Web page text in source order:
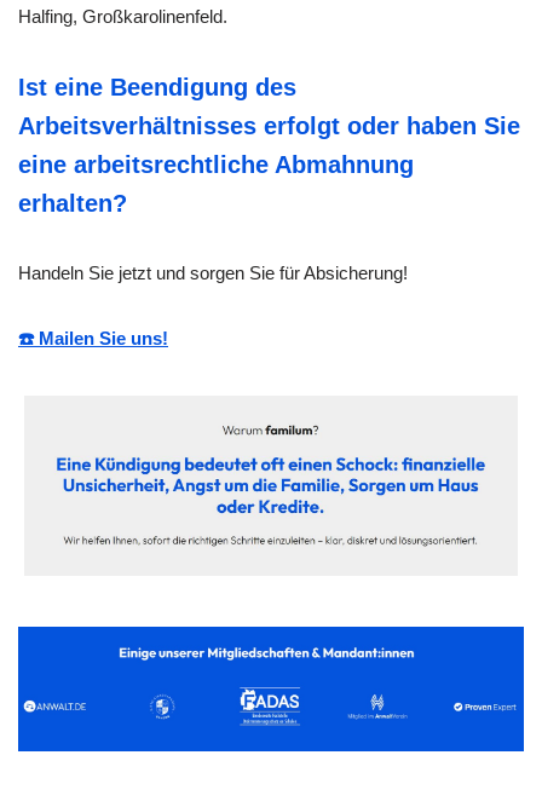
Halfing, Großkarolinenfeld.
Ist eine Beendigung des
Arbeitsverhältnisses erfolgt oder haben Sie
eine arbeitsrechtliche Abmahnung
erhalten?
Handeln Sie jetzt und sorgen Sie für Absicherung!
☎️ Mailen Sie uns!